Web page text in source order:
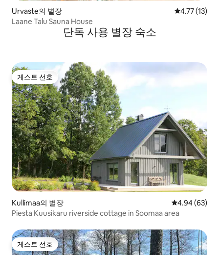
Urvaste의 별장 평점 4.77점
4.77 (13)
Laane Talu Sauna House
단독 사용 별장 숙소
게스트 선호
게스트 선호
Kullimaa의 별장 평점 4.94점(5
4.94 (63)
Piesta Kuusikaru riverside cottage in Soomaa area
게스트 선호
게스트 선호